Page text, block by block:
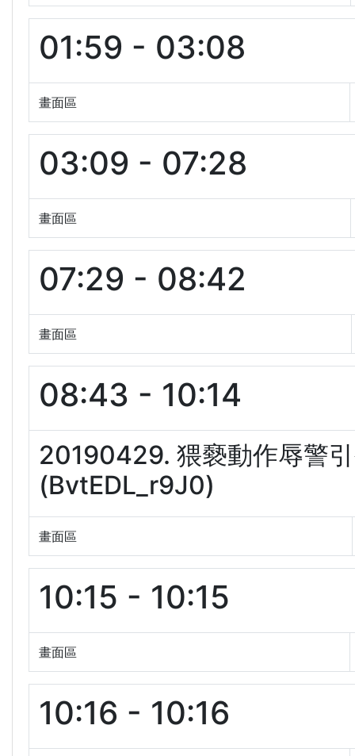
01:59 - 03:08
畫面區
03:09 - 07:28
畫面區
07:29 - 08:42
畫面區
08:43 - 10:14
20190429. 猥褻動作辱警
(BvtEDL_r9J0)
畫面區
10:15 - 10:15
畫面區
10:16 - 10:16